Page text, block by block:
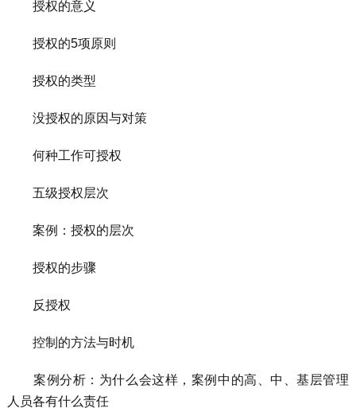
授权的意义
授权的5项原则
授权的类型
没授权的原因与对策
何种工作可授权
五级授权层次
案例：授权的层次
授权的步骤
反授权
控制的方法与时机
案例分析：为什么会这样，案例中的高、中、基层管理
人员各有什么责任